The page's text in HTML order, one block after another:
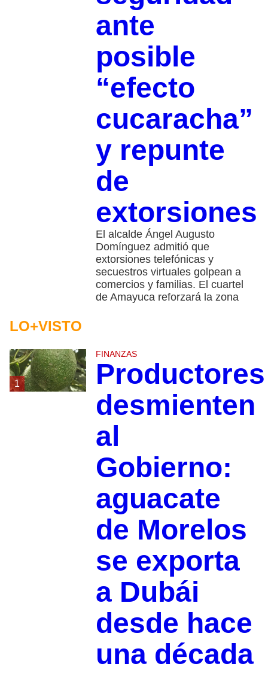
ante
posible
“efecto
cucaracha”
y repunte
de
extorsiones
El alcalde Ángel Augusto
Domínguez admitió que
extorsiones telefónicas y
secuestros virtuales golpean a
comercios y familias. El cuartel
de Amayuca reforzará la zona
LO+VISTO
1
FINANZAS
Productores
desmienten
al
Gobierno:
aguacate
de Morelos
se exporta
a Dubái
desde hace
una década